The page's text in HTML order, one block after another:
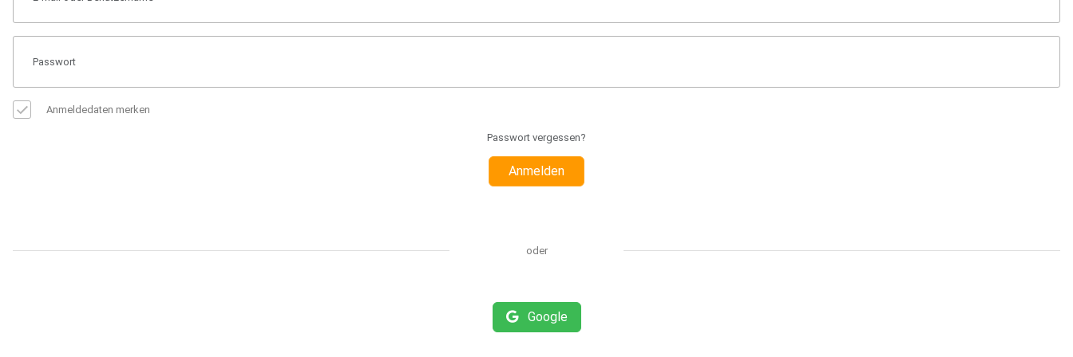
Anmeldedaten merken
Passwort vergessen?
Anmelden
oder
Google